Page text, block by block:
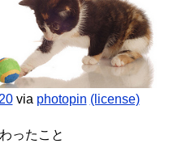
via photopin (license)
ったこと